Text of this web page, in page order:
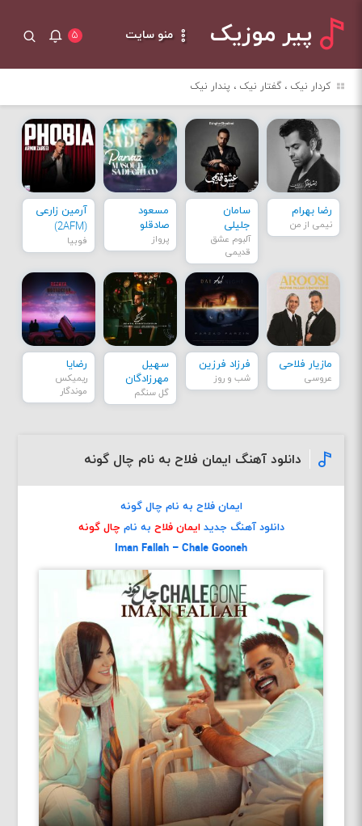
پیر موزیک منو سایت ۵
کردار نیک ، گفتار نیک ، پندار نیک
رضا بهرام
نیمی از من
سامان
جلیلی
آلبوم عشق
قدیمی
مسعود
صادقلو
پرواز
آرمین زارعی
(2AFM)
فوبیا
مازیار فلاحی
عروسی
فرزاد فرزین
شب و روز
سهیل
مهرزادگان
گل سنگم
رضایا
ریمیکس
موندگار
دانلود آهنگ ایمان فلاح به نام چال گونه
ایمان فلاح به نام چال گونه
دانلود آهنگ جدید ایمان فلاح به نام چال گونه
Iman Fallah – Chale Gooneh